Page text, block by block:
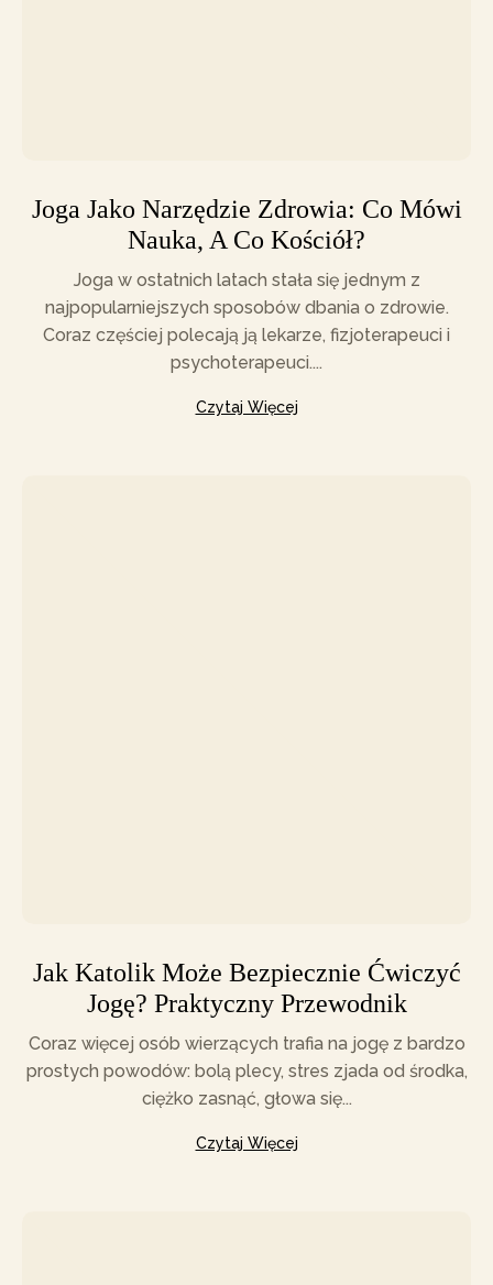
Joga Jako Narzędzie Zdrowia: Co Mówi
Nauka, A Co Kościół?
Joga w ostatnich latach stała się jednym z
najpopularniejszych sposobów dbania o zdrowie.
Coraz częściej polecają ją lekarze, fizjoterapeuci i
psychoterapeuci....
Czytaj Więcej
Jak Katolik Może Bezpiecznie Ćwiczyć
Jogę? Praktyczny Przewodnik
Coraz więcej osób wierzących trafia na jogę z bardzo
prostych powodów: bolą plecy, stres zjada od środka,
ciężko zasnąć, głowa się...
Czytaj Więcej